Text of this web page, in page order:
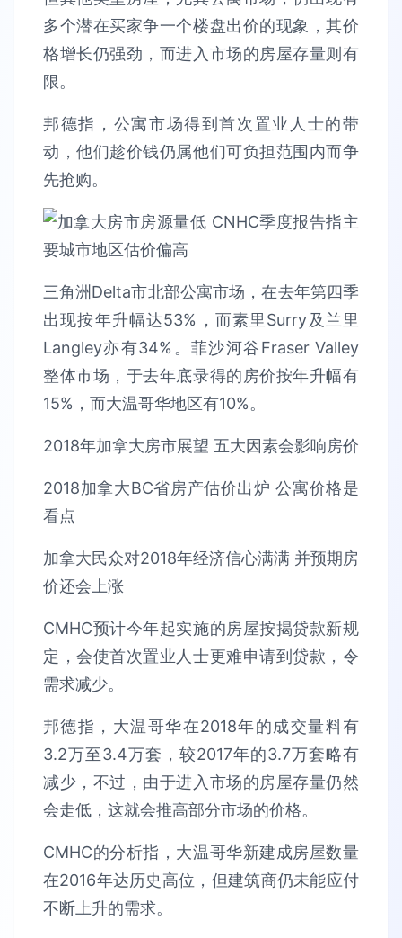
多个潜在买家争一个楼盘出价的现象，其价
格增长仍强劲，而进入市场的房屋存量则有
限。
邦德指，公寓市场得到首次置业人士的带
动，他们趁价钱仍属他们可负担范围内而争
先抢购。
三角洲Delta市北部公寓市场，在去年第四季
出现按年升幅达53%，而素里Surry及兰里
Langley亦有34%。菲沙河谷Fraser Valley
整体市场，于去年底录得的房价按年升幅有
15%，而大温哥华地区有10%。
2018年加拿大房市展望 五大因素会影响房价
2018加拿大BC省房产估价出炉 公寓价格是
看点
加拿大民众对2018年经济信心满满 并预期房
价还会上涨
CMHC预计今年起实施的房屋按揭贷款新规
定，会使首次置业人士更难申请到贷款，令
需求减少。
邦德指，大温哥华在2018年的成交量料有
3.2万至3.4万套，较2017年的3.7万套略有
减少，不过，由于进入市场的房屋存量仍然
会走低，这就会推高部分市场的价格。
CMHC的分析指，大温哥华新建成房屋数量
在2016年达历史高位，但建筑商仍未能应付
不断上升的需求。